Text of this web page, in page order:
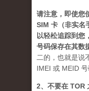
请注意，即使您
SIM 卡（非实名
以轻松追踪到您
号码保存在其数
二的，也就是说
IMEI 或 MEID
2、不要在 TOR